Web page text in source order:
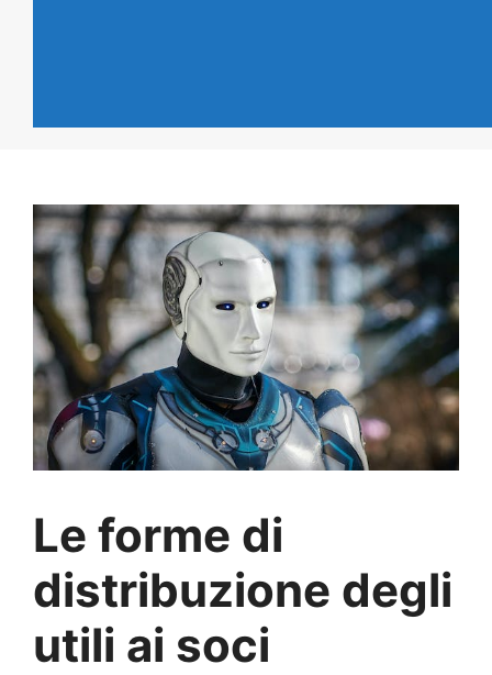
Le forme di
distribuzione degli
utili ai soci